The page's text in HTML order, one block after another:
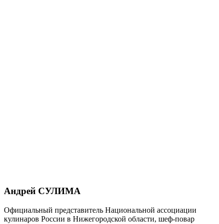
Андрей СУЛИМА
Официальный представитель Национальной ассоциации
кулинаров России в Нижегородской области, шеф-повар